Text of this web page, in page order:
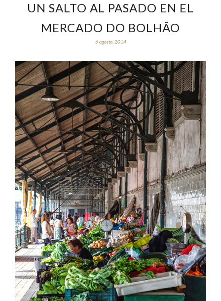
UN SALTO AL PASADO EN EL
MERCADO DO BOLHÃO
6 agosto, 2014